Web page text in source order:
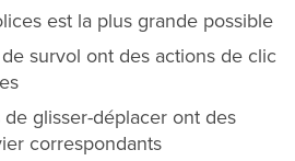
est la plus grande possible
survol ont des actions de clic
glisser-déplacer ont des
correspondants